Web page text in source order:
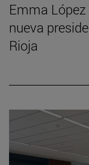
Emma López
nueva
Rioja